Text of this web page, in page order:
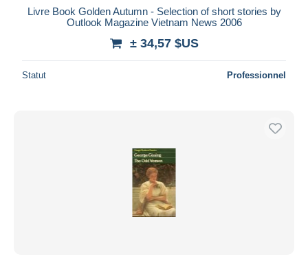
Livre Book Golden Autumn - Selection of short stories by
Outlook Magazine Vietnam News 2006
± 34,57 $US
Statut Professionnel